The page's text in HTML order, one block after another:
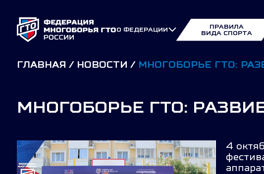
О ФЕДЕРАЦИИ
ПРАВИЛА
ВИДА СПОРТА
ГЛАВНАЯ НОВОСТИ МНОГОБОРЬЕ ГТО:
МНОГОБОРЬЕ ГТО:
4